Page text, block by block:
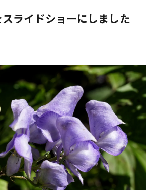
ライドショーにしました